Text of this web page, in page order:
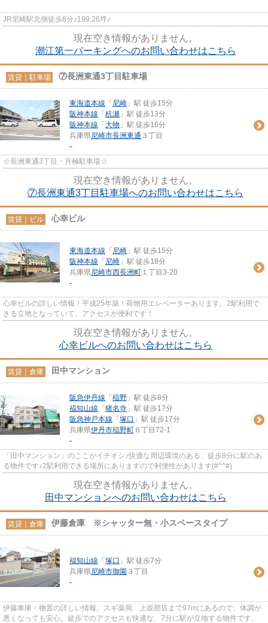
JR尼崎駅北側徒歩8分♪199.26坪♪
現在空き情報がありません。
潮江第一パーキングへのお問い合わせはこちら
賃貸｜駐車場 ⑦長洲東通3丁目駐車場
東海道本線 「 尼崎 」駅 徒歩15分
阪神本線 「 杭瀬 」駅 徒歩13分
阪神本線 「 大物 」駅 徒歩16分
兵庫県尼崎市長洲東通 ３丁目
-
☆長洲東通3丁目・月極駐車場☆
現在空き情報がありません。
⑦長洲東通3丁目駐車場へのお問い合わせはこちら
賃貸｜ビル 心幸ビル
東海道本線 「 尼崎 」駅 徒歩15分
阪神本線 「 尼崎 」駅 徒歩18分
兵庫県尼崎市西長洲町 １丁目3-20
-
心幸ビルの詳しい情報！平成25年築！荷物用エレベーターあります。2駅利用で
きる立地となっていて、アクセスが便利です！
現在空き情報がありません。
心幸ビルへのお問い合わせはこちら
賃貸｜倉庫 田中マンション
阪急伊丹線 「 稲野 」駅 徒歩8分
福知山線 「 猪名寺 」駅 徒歩17分
阪急神戸本線 「 塚口 」駅 徒歩17分
兵庫県伊丹市稲野町 ６丁目72-1
-
「田中マンション」のここがイチオシ♪快適な周辺環境のある、徒歩8分に駅のあ
る物件です♪2駅利用できる場所にありますので利便性があります(#^^#)
現在空き情報がありません。
田中マンションへのお問い合わせはこちら
賃貸｜倉庫 伊藤倉庫 ※シャッター無・小スペースタイプ
福知山線 「 塚口 」駅 徒歩7分
兵庫県尼崎市御園 ３丁目
-
伊藤車庫・物置の詳しい情報。スギ薬局 上坂部店まで97mにあるので、体調が
悪くなっても安心。徒歩でのアクセスも快適な、7分に駅が立地する物件です。